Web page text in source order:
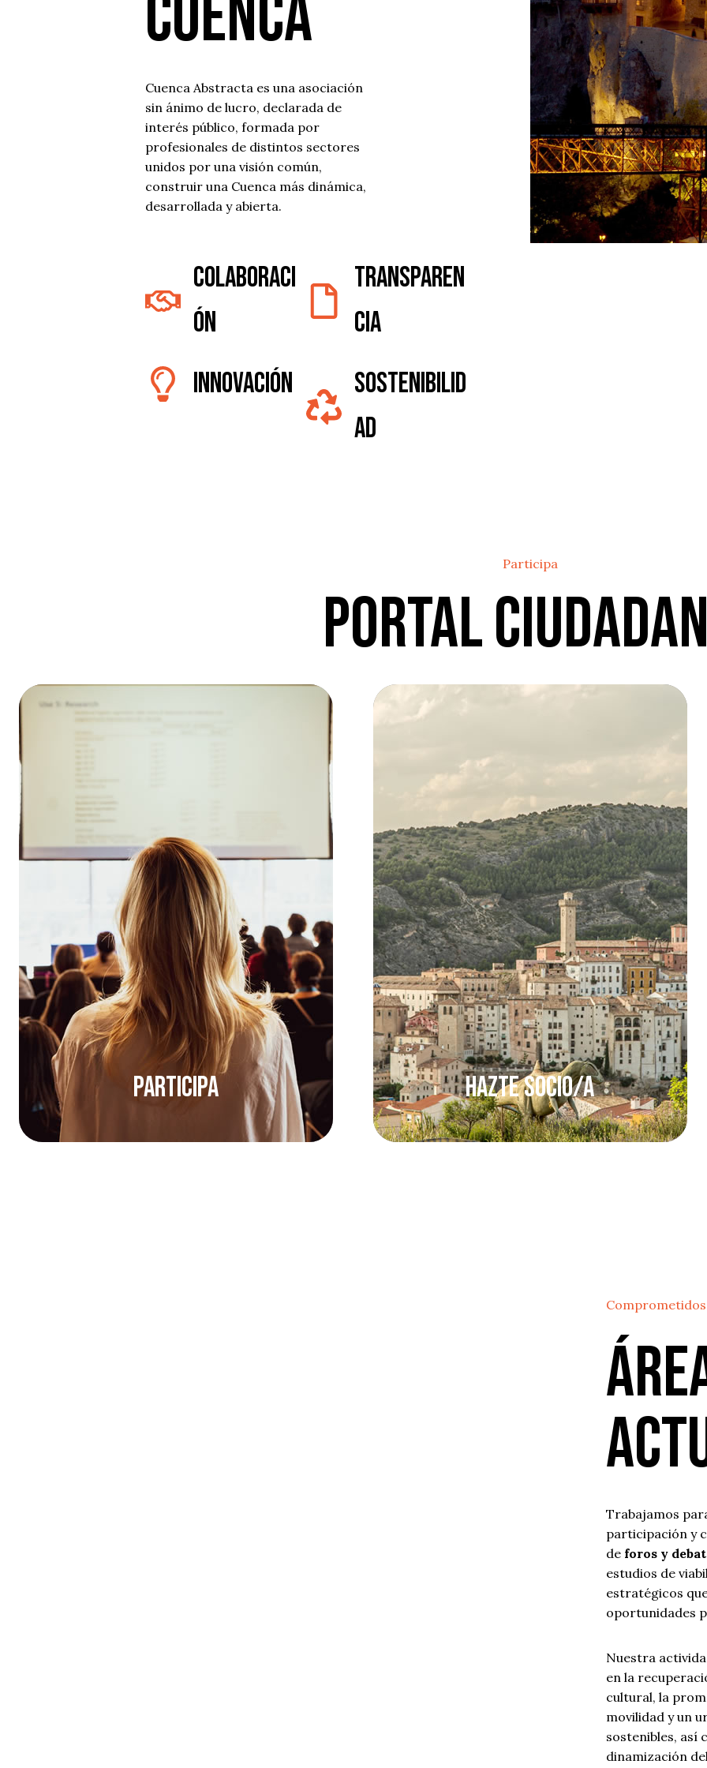
Cuenca
Cuenca Abstracta es una asociación
sin ánimo de lucro, declarada de
interés público, formada por
profesionales de distintos sectores
unidos por una visión común,
construir una Cuenca más dinámica,
desarrollada y abierta.
Colaboraci
ón
Transparen
cia
Innovación
Sostenibilid
ad
Participa
Portal
Participa Hazte socio/a
Comprometidos
Trabajamos
participación y
de foros y
estudios de
estratégicos
oportunidades
Nuestra
en la
cultural, la
movilidad y un
sostenibles, así
dinamización